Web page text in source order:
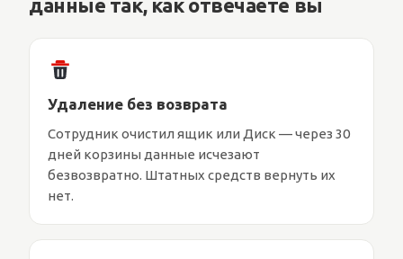
данные так, как отвечаете вы
Удаление без возврата
Сотрудник очистил ящик или Диск — через 30
дней корзины данные исчезают
безвозвратно. Штатных средств вернуть их
нет.